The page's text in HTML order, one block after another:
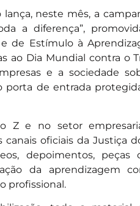
neste mês, a
a diferença”,
de Estímulo à
ao Dia Mundial contra o
e a sociedade
porta de entrada
Z e no setor
oficiais da Justiça
depoimentos, peças
da aprendizagem
profissional.